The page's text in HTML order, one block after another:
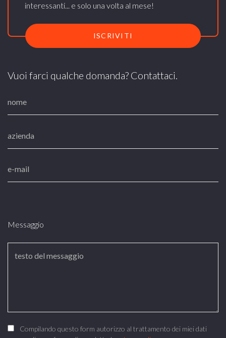
interessanti... e solo una volta al mese!
ISCRIVITI
Vuoi farci qualche domanda? Contattaci.
Messaggio
Compilando questo form autorizzo al trattamento dei miei dati